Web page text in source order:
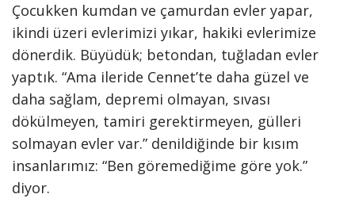
Çocukken kumdan ve çamurdan evler yapar,
ikindi üzeri evlerimizi yıkar, hakiki evlerimize
dönerdik. Büyüdük; betondan, tuğladan evler
yaptık. “Ama ileride Cennet’te daha güzel ve
daha sağlam, depremi olmayan, sıvası
dökülmeyen, tamiri gerektirmeyen, gülleri
solmayan evler var.” denildiğinde bir kısım
insanlarımız: “Ben göremediğime göre yok.”
diyor.